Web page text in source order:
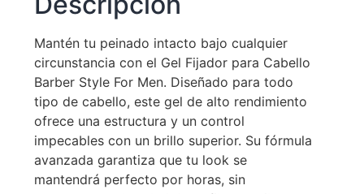
Mantén tu peinado intacto bajo cualquier
circunstancia con el Gel Fijador para Cabello
Barber Style For Men. Diseñado para todo
tipo de cabello, este gel de alto rendimiento
ofrece una estructura y un control
impecables con un brillo superior. Su fórmula
avanzada garantiza que tu look se
mantendrá perfecto por horas, sin